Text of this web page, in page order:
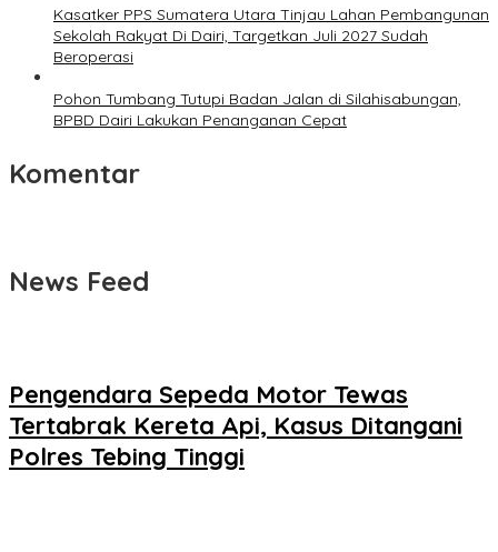
Kasatker PPS Sumatera Utara Tinjau Lahan Pembangunan
Sekolah Rakyat Di Dairi, Targetkan Juli 2027 Sudah
Beroperasi
Pohon Tumbang Tutupi Badan Jalan di Silahisabungan,
BPBD Dairi Lakukan Penanganan Cepat
Komentar
News Feed
Pengendara Sepeda Motor Tewas
Tertabrak Kereta Api, Kasus Ditangani
Polres Tebing Tinggi